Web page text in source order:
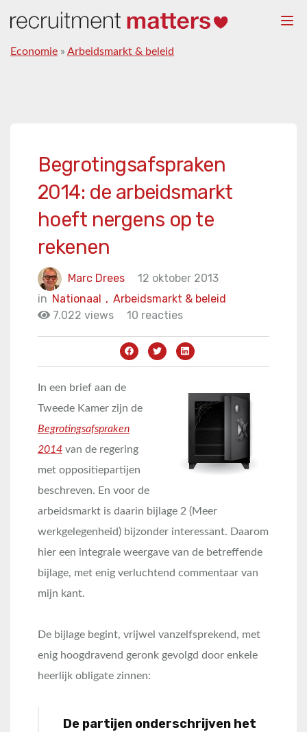
Economie » Arbeidsmarkt & beleid
Begrotingsafspraken
2014: de arbeidsmarkt
hoeft nergens op te
rekenen
Marc Drees
12 oktober 2013
in
Arbeidsmarkt & beleid
Nationaal ,
7.022 views
10 reacties
In een brief aan de
Tweede Kamer zijn de
Begrotingsafspraken
2014 van de regering
met oppositiepartijen
beschreven. En voor de
arbeidsmarkt is daarin bijlage 2 (Meer
werkgelegenheid) bijzonder interessant. Daarom
hier een integrale weergave van de betreffende
bijlage, met enig verluchtend commentaar van
mijn kant.
De bijlage begint, vrijwel vanzelfsprekend, met
enig hoogdravend geronk gevolgd door enkele
heerlijk obligate zinnen:
De partijen onderschrijven het